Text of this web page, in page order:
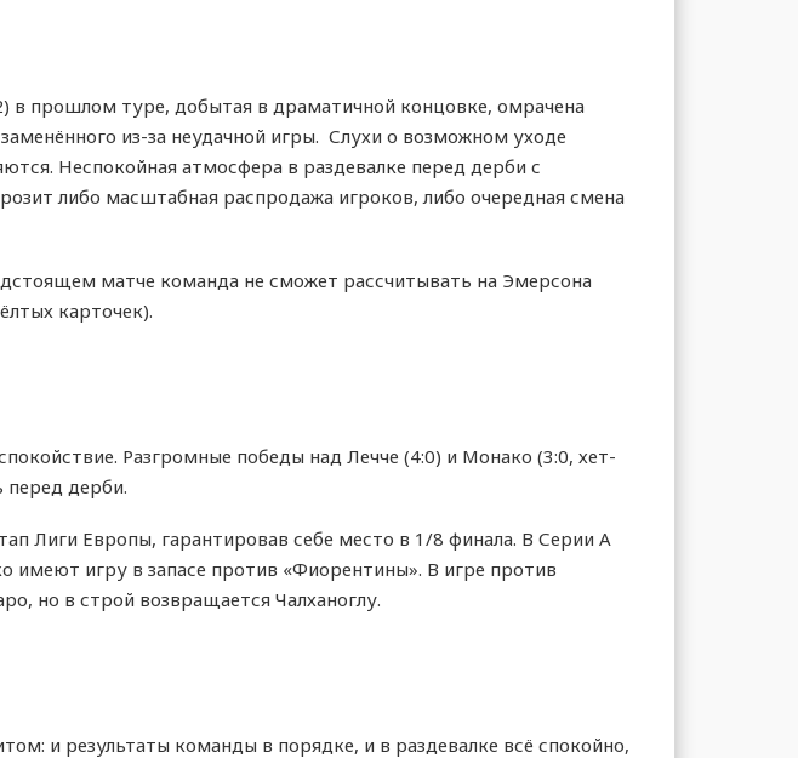
в прошлом туре, добытая в драматичной концовке, омрачена
из-за неудачной игры. Слухи о возможном уходе
Неспокойная атмосфера в раздевалке перед дерби с
либо масштабная распродажа игроков, либо очередная смена
матче команда не сможет рассчитывать на Эмерсона
карточек).
Разгромные победы над Лечче (4:0) и Монако (3:0, хет-
перед дерби.
Лиги Европы, гарантировав себе место в 1/8 финала. В Серии А
игру в запасе против «Фиорентины». В игре против
но в строй возвращается Чалханоглу.
и результаты команды в порядке, и в раздевалке всё спокойно,